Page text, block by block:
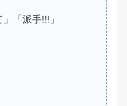
「派手!!!」